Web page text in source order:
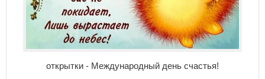
открытки - Международный день счастья!